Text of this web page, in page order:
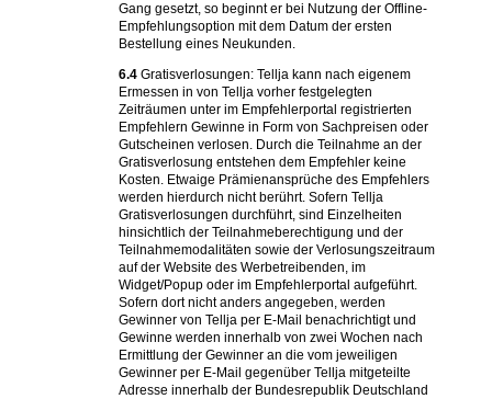
Gang gesetzt, so beginnt er bei Nutzung der Offline-
Empfehlungsoption mit dem Datum der ersten
Bestellung eines Neukunden.
6.4 Gratisverlosungen: Tellja kann nach eigenem
Ermessen in von Tellja vorher festgelegten
Zeiträumen unter im Empfehlerportal registrierten
Empfehlern Gewinne in Form von Sachpreisen oder
Gutscheinen verlosen. Durch die Teilnahme an der
Gratisverlosung entstehen dem Empfehler keine
Kosten. Etwaige Prämienansprüche des Empfehlers
werden hierdurch nicht berührt. Sofern Tellja
Gratisverlosungen durchführt, sind Einzelheiten
hinsichtlich der Teilnahmeberechtigung und der
Teilnahmemodalitäten sowie der Verlosungszeitraum
auf der Website des Werbetreibenden, im
Widget/Popup oder im Empfehlerportal aufgeführt.
Sofern dort nicht anders angegeben, werden
Gewinner von Tellja per E-Mail benachrichtigt und
Gewinne werden innerhalb von zwei Wochen nach
Ermittlung der Gewinner an die vom jeweiligen
Gewinner per E-Mail gegenüber Tellja mitgeteilte
Adresse innerhalb der Bundesrepublik Deutschland